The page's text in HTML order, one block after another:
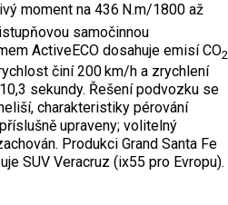
moment na 436 N.m/1800 až
samočinnou
ActiveECO dosahuje emisí CO2
činí 200 km/h a zrychlení
sekundy. Řešení podvozku se
charakteristiky pérování
upraveny; volitelný
Produkci Grand Santa Fe
SUV Veracruz (ix55 pro Evropu).